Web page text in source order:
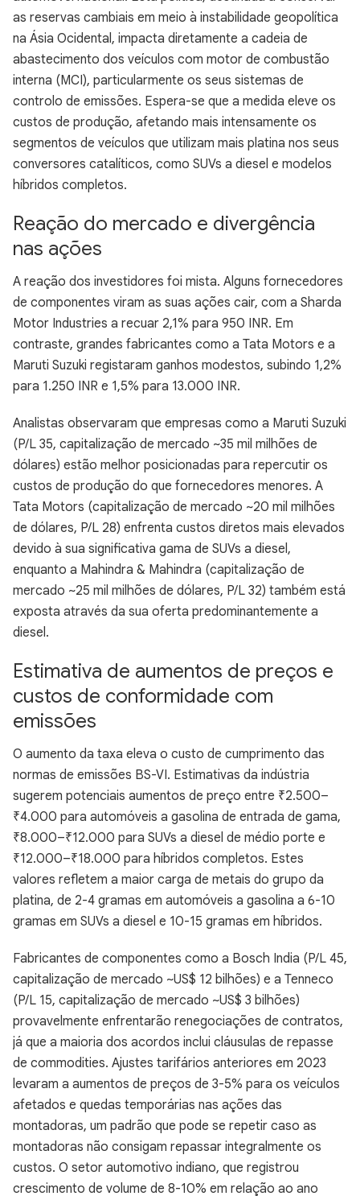
as reservas cambiais em meio à instabilidade geopolítica
na Ásia Ocidental, impacta diretamente a cadeia de
abastecimento dos veículos com motor de combustão
interna (MCI), particularmente os seus sistemas de
controlo de emissões. Espera-se que a medida eleve os
custos de produção, afetando mais intensamente os
segmentos de veículos que utilizam mais platina nos seus
conversores catalíticos, como SUVs a diesel e modelos
híbridos completos.
Reação do mercado e divergência
nas ações
A reação dos investidores foi mista. Alguns fornecedores
de componentes viram as suas ações cair, com a Sharda
Motor Industries a recuar 2,1% para 950 INR. Em
contraste, grandes fabricantes como a Tata Motors e a
Maruti Suzuki registaram ganhos modestos, subindo 1,2%
para 1.250 INR e 1,5% para 13.000 INR.
Analistas observaram que empresas como a Maruti Suzuki
(P/L 35, capitalização de mercado ~35 mil milhões de
dólares) estão melhor posicionadas para repercutir os
custos de produção do que fornecedores menores. A
Tata Motors (capitalização de mercado ~20 mil milhões
de dólares, P/L 28) enfrenta custos diretos mais elevados
devido à sua significativa gama de SUVs a diesel,
enquanto a Mahindra & Mahindra (capitalização de
mercado ~25 mil milhões de dólares, P/L 32) também está
exposta através da sua oferta predominantemente a
diesel.
Estimativa de aumentos de preços e
custos de conformidade com
emissões
O aumento da taxa eleva o custo de cumprimento das
normas de emissões BS-VI. Estimativas da indústria
sugerem potenciais aumentos de preço entre ₹2.500–
₹4.000 para automóveis a gasolina de entrada de gama,
₹8.000–₹12.000 para SUVs a diesel de médio porte e
₹12.000–₹18.000 para híbridos completos. Estes
valores refletem a maior carga de metais do grupo da
platina, de 2-4 gramas em automóveis a gasolina a 6-10
gramas em SUVs a diesel e 10-15 gramas em híbridos.
Fabricantes de componentes como a Bosch India (P/L 45,
capitalização de mercado ~US$ 12 bilhões) e a Tenneco
(P/L 15, capitalização de mercado ~US$ 3 bilhões)
provavelmente enfrentarão renegociações de contratos,
já que a maioria dos acordos inclui cláusulas de repasse
de commodities. Ajustes tarifários anteriores em 2023
levaram a aumentos de preços de 3-5% para os veículos
afetados e quedas temporárias nas ações das
montadoras, um padrão que pode se repetir caso as
montadoras não consigam repassar integralmente os
custos. O setor automotivo indiano, que registrou
crescimento de volume de 8-10% em relação ao ano